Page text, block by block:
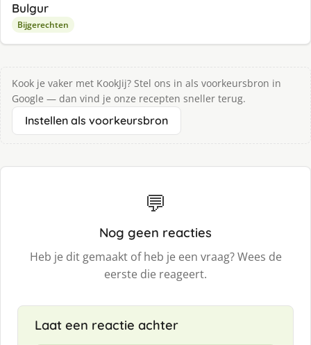
Bulgur
Bijgerechten
Kook je vaker met KookJij? Stel ons in als voorkeursbron in
Google — dan vind je onze recepten sneller terug.
Instellen als voorkeursbron
💬
Nog geen reacties
Heb je dit gemaakt of heb je een vraag? Wees de
eerste die reageert.
Laat een reactie achter